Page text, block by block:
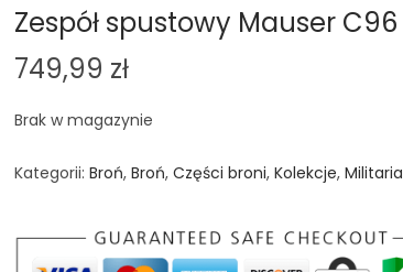
Zespół spustowy Mauser C96
749,99 zł
Brak w magazynie
Kategorii: Broń, Broń, Części broni, Kolekcje, Militaria